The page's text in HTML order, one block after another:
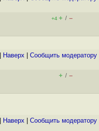
+4 + / –
Наверх Cообщить модератору
+ / –
Наверх Cообщить модератору